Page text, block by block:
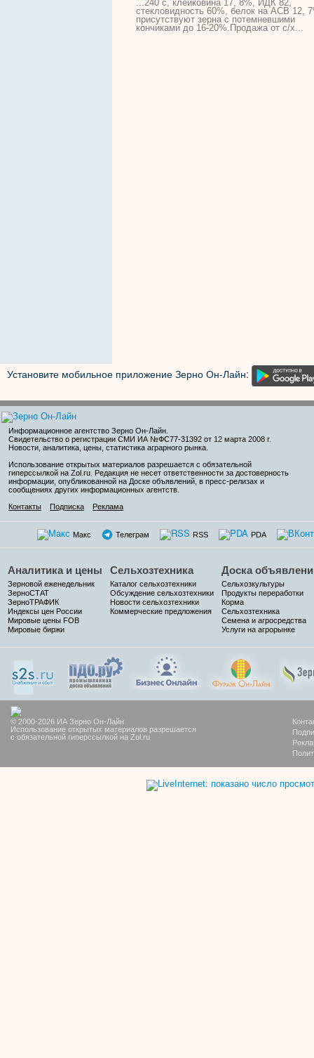
...240 с, клейковина 17, 8%, ИДК 82,
стекловидность 60%, белок наАСВ 12,
присутствуют зерна с потемневшими
кончиками до 16-20%.Продажа от с/х...
Установите мобильное приложение Зерно Он-Лайн:
Информационное агентство Зерно Он-Лайн
Свидетельство о регистрации СМИ ИА №ФС77-31392 от 12 марта 2008 г.
Новости, аналитика, цены, статистика аграрного рынка.
Использование открытых материалов разрешается с обязательной
гиперссылкой на Zol.ru. Редакция не несет ответственности за достоверность
информации, опубликованной на Доске объявлений, в пресс-релизах и
сообщениях других информационных агентств.
Контакты
Подписка Реклама
Макс Телеграм RSS PDA
Аналитика и цены
Зерновой еженедельник
ЗерноСТАТ
ЗерноТРАФИК
Индексы цен России
Мировые цены FOB
Мировые биржи
Сельхозтехника
Каталог сельхозтехники
Обсуждение сельхозтехники
Новости сельхозтехники
Коммерческие предложения
Доска
Сельхозкультуры
Продукты переработки
Корма
Сельхозтехника
Семена и агросредства
Услуги на агрорынке
© 2000-2026 ИА Зерно Он-Лайн
Использование открытых материалов разрешается
с обязательной гиперссылкой на Zol.ru